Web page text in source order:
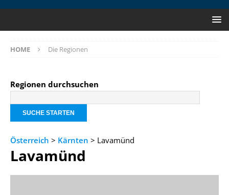
HOME Die Regionen
Regionen durchsuchen
Österreich > Kärnten > Lavamünd
Lavamünd